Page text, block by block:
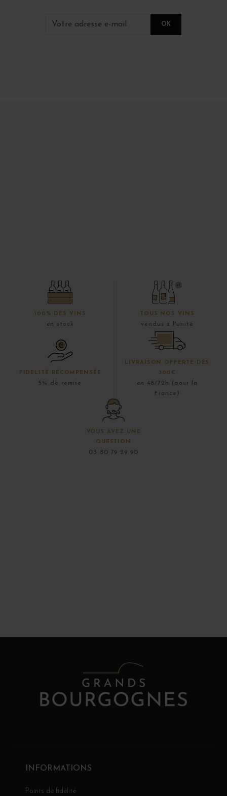
100% DES VINS
en stock
TOUS NOS VINS
vendus à l'unité
FIDÉLITÉ RÉCOMPENSÉE
5% de remise
LIVRAISON OFFERTE DÈS
300€
en 48/72h (pour la
France)
VOUS AVEZ UNE
QUESTION
03 80 79 29 90
INFORMATIONS
Points de fidélité